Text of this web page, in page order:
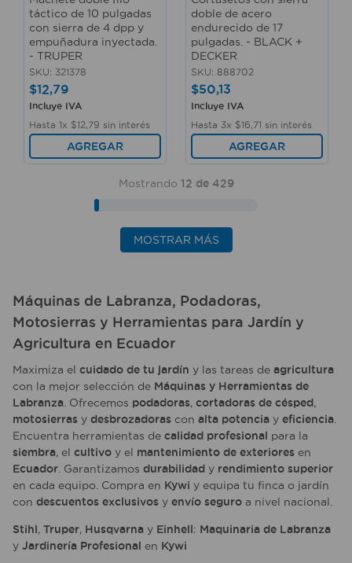
táctico de 10 pulgadas
con sierra de 4 dpp y
empuñadura inyectada.
- TRUPER
SKU: 321378
$12,79
Incluye IVA
Hasta 1x $12 79 sin interés
AGREGAR
doble de acero
endurecido de 17
pulgadas. - BLACK +
DECKER
SKU: 888702
$50,13
Incluye IVA
Hasta 3x $16 71 sin interés
AGREGAR
Mostrando 12 de 429
MOSTRAR MÁS
Máquinas de Labranza, Podadoras,
Motosierras y Herramientas para Jardín y
Agricultura en Ecuador
Maximiza el cuidado de tu jardín y las tareas de agricultura
con la mejor selección de Máquinas y Herramientas de
Labranza . Ofrecemos podadoras, cortadoras de césped,
motosierras y desbrozadoras con alta potencia y eficiencia
Encuentra herramientas de calidad profesional para la
siembra, el cultivo y el mantenimiento de exteriores en
Ecuador . Garantizamos durabilidad y rendimiento superior
en cada equipo. Compra en Kywi y equipa tu finca o jardín
con descuentos exclusivos y envío seguro a nivel nacional.
Stihl, Truper, Husqvarna y Einhell: Maquinaria de Labranza
y Jardinería Profesional en Kywi